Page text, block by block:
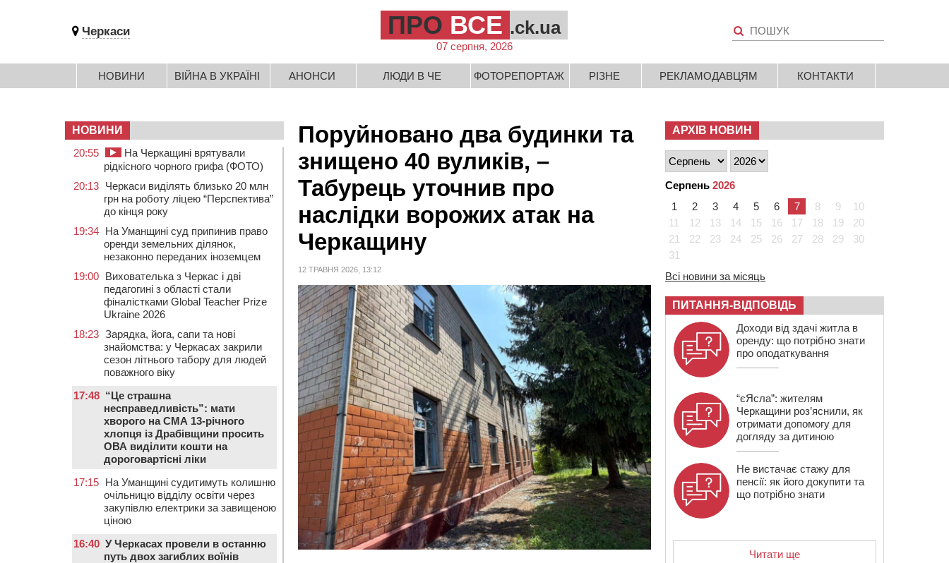
Черкаси ПРО ВСЕ .ck.ua
07 серпня, 2026
НОВИНИ ВІЙНА В УКРАЇНІ АНОНСИ ЛЮДИ В ЧЕ ФОТОРЕПОРТАЖ РІЗНЕ РЕКЛАМОДАВЦЯМ КОНТАКТИ
Поруйновано два будинки та
знищено 40 вуликів, –
Табурець уточнив про
наслідки ворожих атак на
Черкащину
12 ТРАВНЯ 2026, 13:12
НОВИНИ
20:55
На Черкащині врятували
рідкісного чорного грифа (ФОТО)
20:13 Черкаси виділять близько 20 млн
грн на роботу ліцею “Перспектива”
до кінця року
19:34 На Уманщині суд припинив право
оренди земельних ділянок,
незаконно переданих іноземцем
19:00 Вихователька з Черкас і дві
педагогині з області стали
фіналістками Global Teacher Prize
Ukraine 2026
18:23 Зарядка, йога, сапи та нові
знайомства: у Черкасах закрили
сезон літнього табору для людей
поважного віку
17:48 “Це страшна
несправедливість”: мати
хворого на СМА 13-річного
хлопця із Драбівщини просить
ОВА виділити кошти на
дороговартісні ліки
17:15 На Уманщині судитимуть колишню
очільницю відділу освіти через
закупівлю електрики за завищеною
ціною
16:40 У Черкасах провели в останню
путь двох загиблих воїнів
АРХІВ НОВИН
Серпень 2026
1
2 3 4 5 6 7 8 9
10
11
12 13 14 15 16 17 18 19
20
21
22 23 24 25 26 27 28 29
30
31
Всі новини за місяць
ПИТАННЯ-ВІДПОВІДЬ
Доходи від здачі житла в
оренду: що потрібно знати
про оподаткування
“єЯсла”: жителям
Черкащини роз’яснили, як
отримати допомогу для
догляду за дитиною
Не вистачає стажу для
пенсії: як його докупити та
що потрібно знати
Читати ще